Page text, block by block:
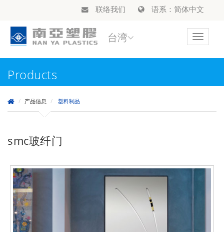
联络我们 语系：简体中文
Toggle
台湾
Products
产品信息 塑料制品
smc玻纤门